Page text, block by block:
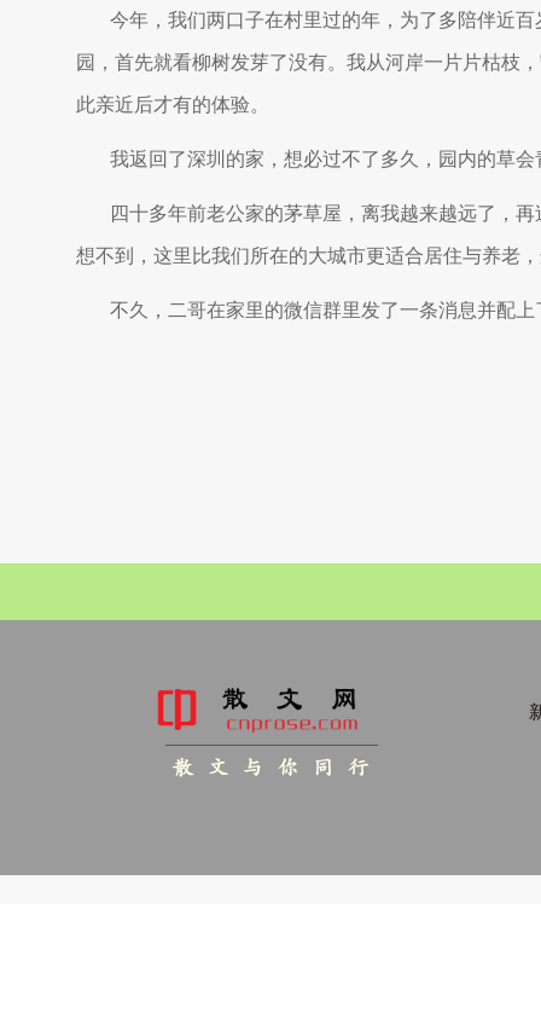
今年，我们两口子在村里过的年，为了多陪伴近
园，首先就看柳树发芽了没有。我从河岸一片片枯枝
此亲近后才有的体验。
我返回了深圳的家，想必过不了多久，园内的草
四十多年前老公家的茅草屋，离我越来越远了，
想不到，这里比我们所在的大城市更适合居住与养老
不久，二哥在家里的微信群里发了一条消息并配
散 文 与 你 同 行